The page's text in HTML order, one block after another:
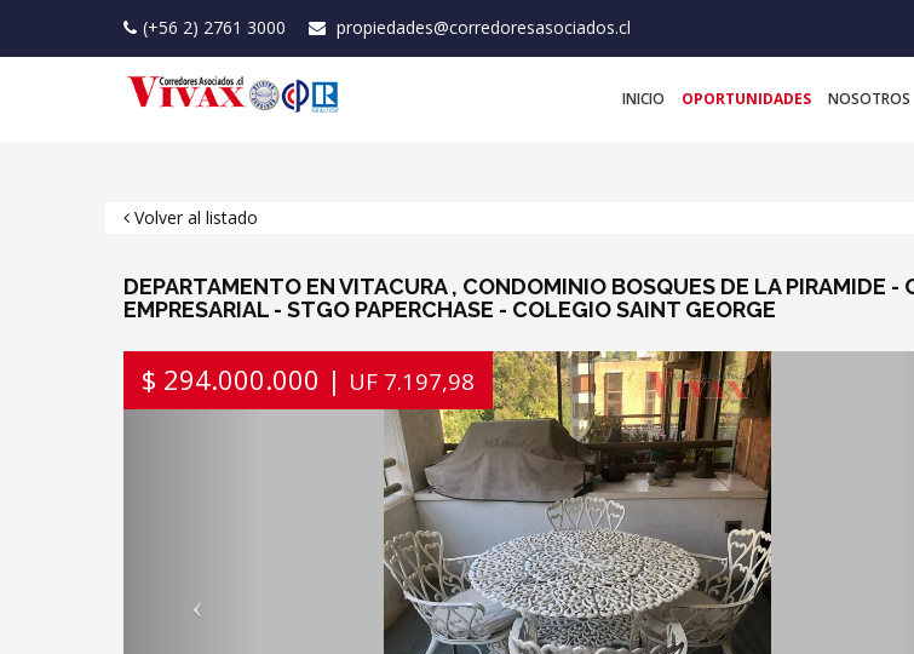
(+56 2) 2761 3000 propiedades@corredoresasociados.cl
INICIO OPORTUNIDADES NOSOTROS
Volver al listado
DEPARTAMENTO EN VITACURA , CONDOMINIO BOSQUES DE LA PIRAMIDE -
EMPRESARIAL - STGO PAPERCHASE - COLEGIO SAINT GEORGE
$ 294.000.000 | UF 7.197,98
Previous